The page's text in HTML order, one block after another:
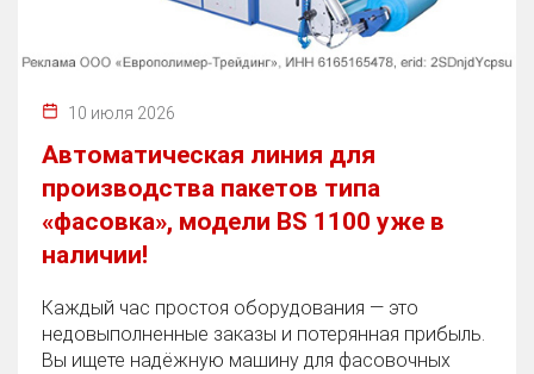
10 июля 2026
Автоматическая линия для
производства пакетов типа
«фасовка», модели BS 1100 уже в
наличии!
Каждый час простоя оборудования — это
недовыполненные заказы и потерянная прибыль.
Вы ищете надёжную машину для фасовочных